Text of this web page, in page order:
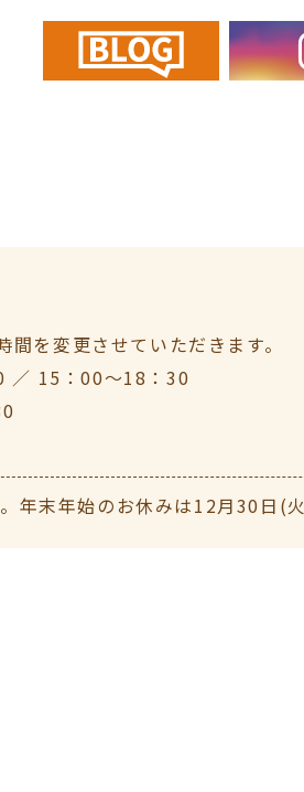
を変更させていただきます。
／ 15：00～18：30
年末年始のお休みは12月30日